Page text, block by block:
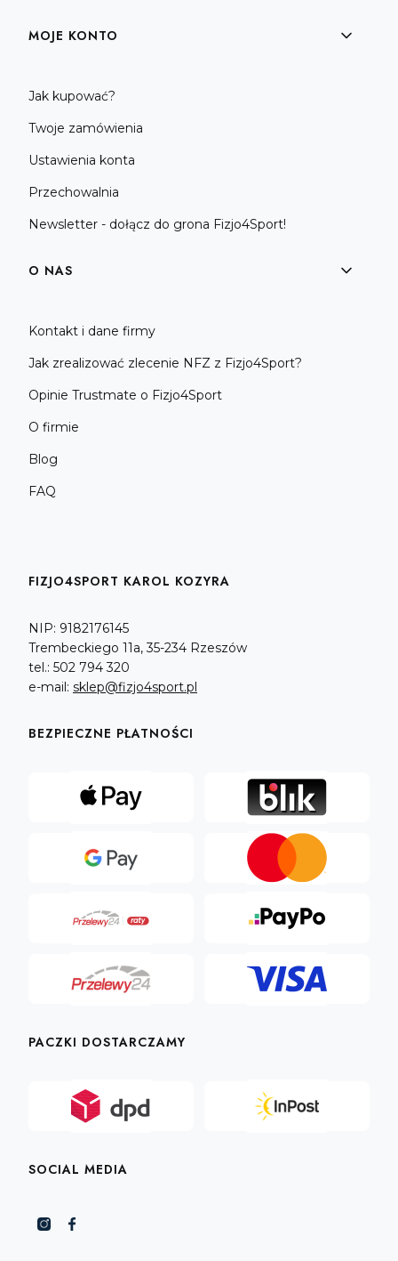
MOJE KONTO
Jak kupować?
Twoje zamówienia
Ustawienia konta
Przechowalnia
Newsletter - dołącz do grona Fizjo4Sport!
O NAS
Kontakt i dane firmy
Jak zrealizować zlecenie NFZ z Fizjo4Sport?
Opinie Trustmate o Fizjo4Sport
O firmie
Blog
FAQ
FIZJO4SPORT KAROL KOZYRA
NIP: 9182176145
Trembeckiego 11a, 35-234 Rzeszów
tel.: 502 794 320
e-mail: sklep@fizjo4sport.pl
BEZPIECZNE PŁATNOŚCI
PACZKI DOSTARCZAMY
SOCIAL MEDIA